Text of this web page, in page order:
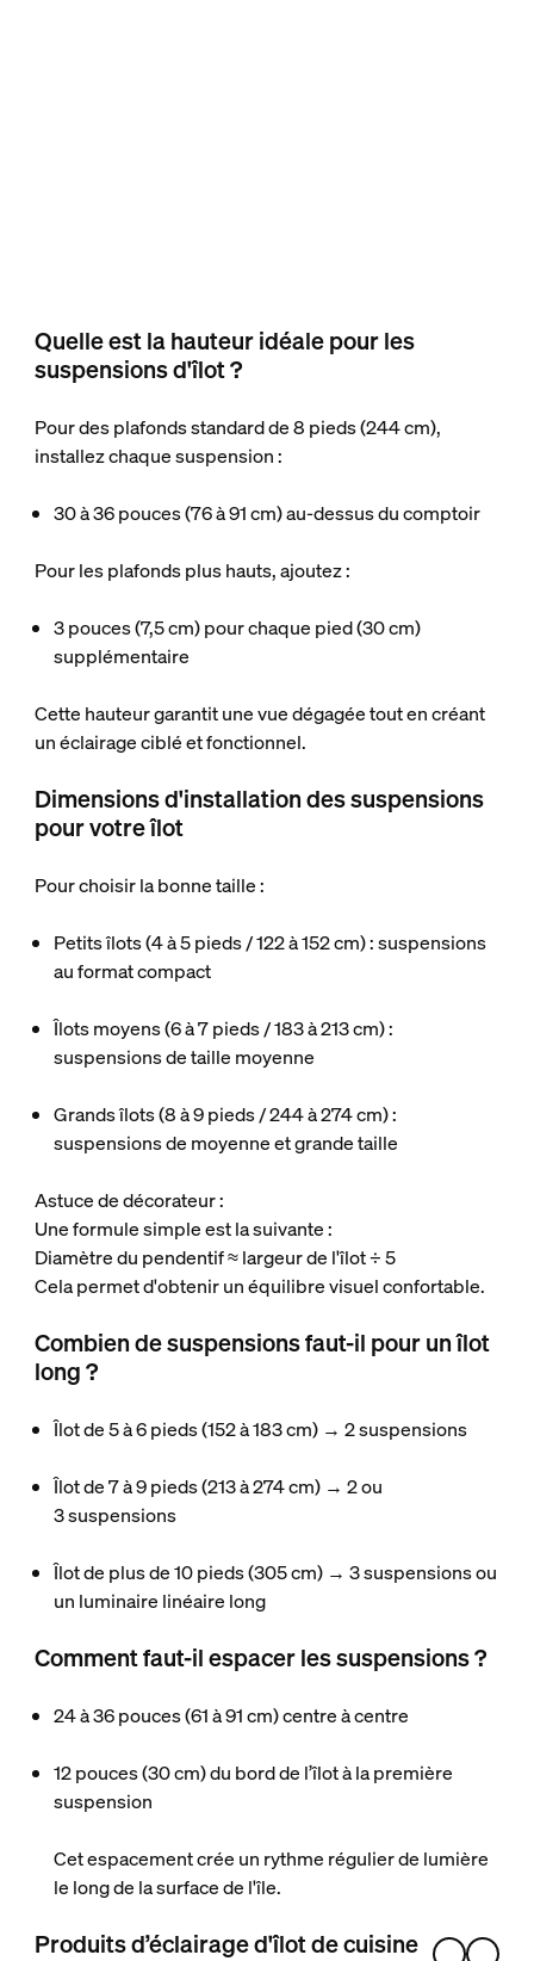
Quelle est la hauteur idéale pour les
suspensions d'îlot ?
Pour des plafonds standard de 8 pieds (244 cm),
installez chaque suspension :
30 à 36 pouces (76 à 91 cm) au-dessus du comptoir
Pour les plafonds plus hauts, ajoutez :
3 pouces (7,5 cm) pour chaque pied (30 cm)
supplémentaire
Cette hauteur garantit une vue dégagée tout en créant
un éclairage ciblé et fonctionnel.
Dimensions d'installation des suspensions
pour votre îlot
Pour choisir la bonne taille :
Petits îlots (4 à 5 pieds / 122 à 152 cm) : suspensions
au format compact
Îlots moyens (6 à 7 pieds / 183 à 213 cm) :
suspensions de taille moyenne
Grands îlots (8 à 9 pieds / 244 à 274 cm) :
suspensions de moyenne et grande taille
Astuce de décorateur :
Une formule simple est la suivante :
Diamètre du pendentif ≈ largeur de l'îlot ÷ 5
Cela permet d'obtenir un équilibre visuel confortable.
Combien de suspensions faut-il pour un îlot
long ?
Îlot de 5 à 6 pieds (152 à 183 cm) → 2 suspensions
Îlot de 7 à 9 pieds (213 à 274 cm) → 2 ou
3 suspensions
Îlot de plus de 10 pieds (305 cm) → 3 suspensions ou
un luminaire linéaire long
Comment faut-il espacer les suspensions ?
24 à 36 pouces (61 à 91 cm) centre à centre
12 pouces (30 cm) du bord de l’îlot à la première
suspension
Cet espacement crée un rythme régulier de lumière
le long de la surface de l'île.
Produits d’éclairage d'îlot de cuisine